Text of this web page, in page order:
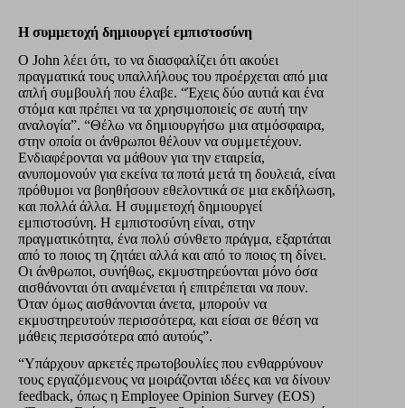
Η συμμετοχή δημιουργεί εμπιστοσύνη
Ο John λέει ότι, το να διασφαλίζει ότι ακούει
πραγματικά τους υπαλλήλους του προέρχεται από μια
απλή συμβουλή που έλαβε. “Έχεις δύο αυτιά και ένα
στόμα και πρέπει να τα χρησιμοποιείς σε αυτή την
αναλογία”. “Θέλω να δημιουργήσω μια ατμόσφαιρα,
στην οποία οι άνθρωποι θέλουν να συμμετέχουν.
Ενδιαφέρονται να μάθουν για την εταιρεία,
ανυπομονούν για εκείνα τα ποτά μετά τη δουλειά, είναι
πρόθυμοι να βοηθήσουν εθελοντικά σε μια εκδήλωση,
και πολλά άλλα. Η συμμετοχή δημιουργεί
εμπιστοσύνη. Η εμπιστοσύνη είναι, στην
πραγματικότητα, ένα πολύ σύνθετο πράγμα, εξαρτάται
από το ποιος τη ζητάει αλλά και από το ποιος τη δίνει.
Οι άνθρωποι, συνήθως, εκμυστηρεύονται μόνο όσα
αισθάνονται ότι αναμένεται ή επιτρέπεται να πουν.
Όταν όμως αισθάνονται άνετα, μπορούν να
εκμυστηρευτούν περισσότερα, και είσαι σε θέση να
μάθεις περισσότερα από αυτούς”.
“Υπάρχουν αρκετές πρωτοβουλίες που ενθαρρύνουν
τους εργαζόμενους να μοιράζονται ιδέες και να δίνουν
feedback, όπως η Employee Opinion Survey (EOS)